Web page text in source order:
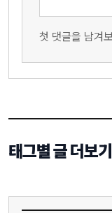
첫 댓글을 남겨
태그별 글 더보기